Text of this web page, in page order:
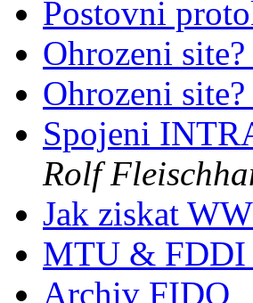
Postovni
Ohrozeni site?
Ohrozeni site?
Spojeni
Rolf
Jak ziskat
MTU & FDDI
Archiv FIDO